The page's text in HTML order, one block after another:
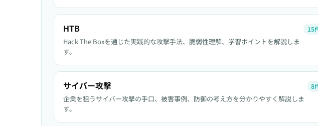
HTB
Hack The Boxを通じた実践的な攻撃手法、脆弱性理解、学習ポイントを解説しま
す。
15
サイバー攻撃
企業を狙うサイバー攻撃の手口、被害事例、防御の考え方を分かりやすく解説しま
す。
8